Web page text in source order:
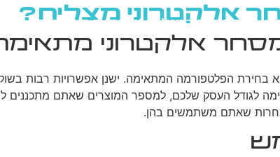
פרסום בגוגל רשתות חברתיות
אלקטרוני מצליח?
אלקטרוני
לגודל העסק שלכם, למספר המוצרים שאתם מתכננים
אחרות שאתם משתמשים בהן.